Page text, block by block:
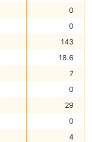
0
0
143
18.6
7
0
29
0
4